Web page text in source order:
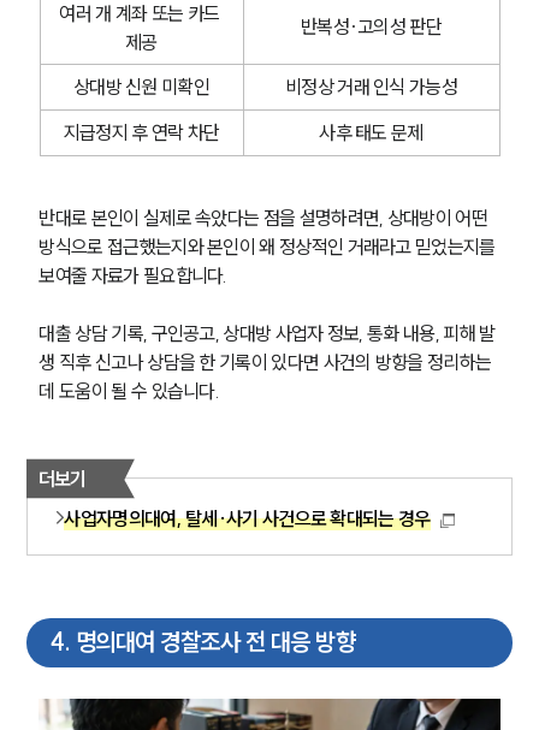
그룹소개
대륜의 강점
글로벌 파트너 로펌
고객의 소리
통합검색
업무사례
형사 주요 업무사례
법률지식인
형사그룹 업무
전체
여러 개 계좌 또는 카드
제공
반복성·고의성 판단
상대방 신원 미확인
비정상 거래 인식 가능성
지급정지 후 연락 차단
사후 태도 문제
반대로 본인이 실제로 속았다는 점을 설명하려면, 상대방이 어떤
방식으로 접근했는지와 본인이 왜 정상적인 거래라고 믿었는지를
보여줄 자료가 필요합니다.
대출 상담 기록, 구인공고, 상대방 사업자 정보, 통화 내용, 피해 발
생 직후 신고나 상담을 한 기록이 있다면 사건의 방향을 정리하는
데 도움이 될 수 있습니다.
더보기
사업자명의대여, 탈세·사기 사건으로 확대되는 경우
4. 명의대여 경찰조사 전 대응 방향